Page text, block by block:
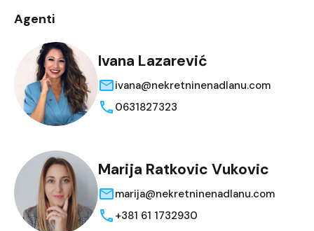
Agenti
Ivana Lazarević
ivana@nekretninenadlanu.com
0631827323
Marija Ratkovic Vukovic
marija@nekretninenadlanu.com
+381 61 1732930